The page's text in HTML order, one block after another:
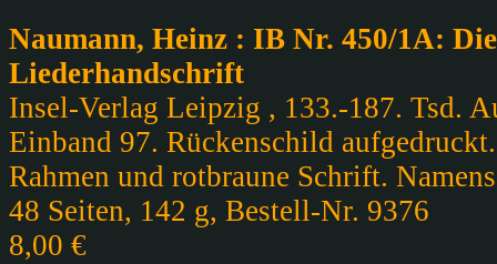
Naumann, Heinz : IB Nr. 450/1A:
Liederhandschrift
Insel-Verlag Leipzig , 133.-187. Tsd.
Einband 97. Rückenschild
Rahmen und rotbraune Schrift.
48 Seiten, 142 g, Bestell-Nr. 9376
8,00 €